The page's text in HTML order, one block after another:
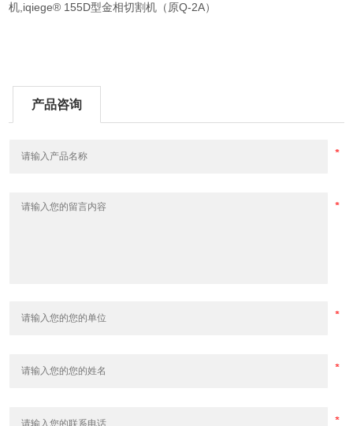
机,iqiege® 155D型金相切割机（原Q-2A）
产品咨询